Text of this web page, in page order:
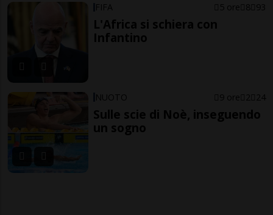
FIFA 5 ore 8 93
L'Africa si schiera con
Infantino
NUOTO 9 ore 2 24
Sulle scie di Noè, inseguendo
un sogno